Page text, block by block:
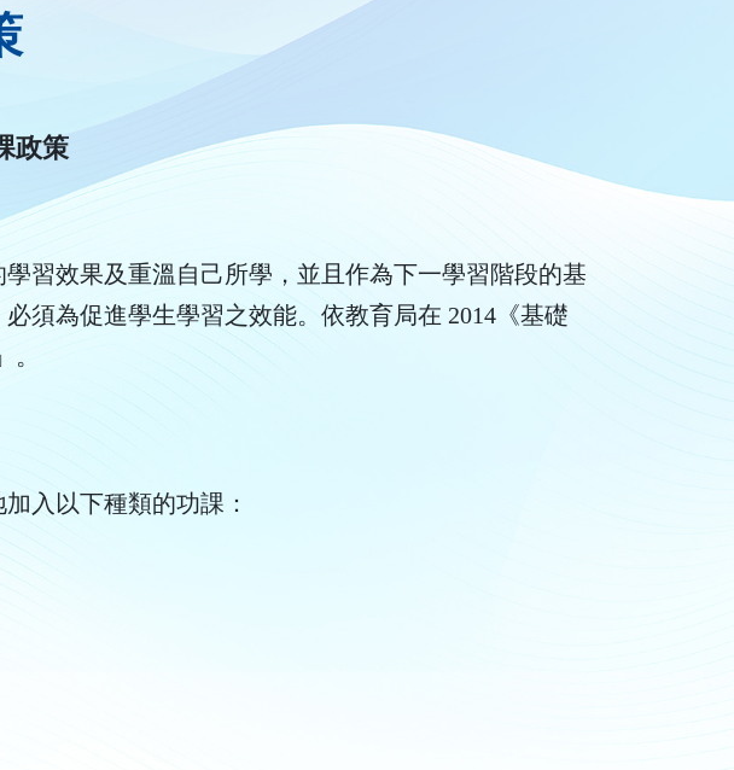
政策
習效果及重溫自己所學，並且作為下一學習階段的基
須為促進學生學習之效能。依教育局在 2014《基礎
入以下種類的功課：